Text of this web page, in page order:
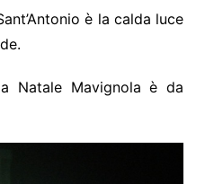
è la calda luce
Natale Mavignola è da